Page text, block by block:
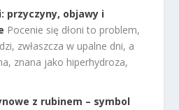
przyczyny, objawy i
Pocenie się dłoni to problem,
zwłaszcza w upalne dni, a
znana jako hiperhydroza,
z rubinem – symbol